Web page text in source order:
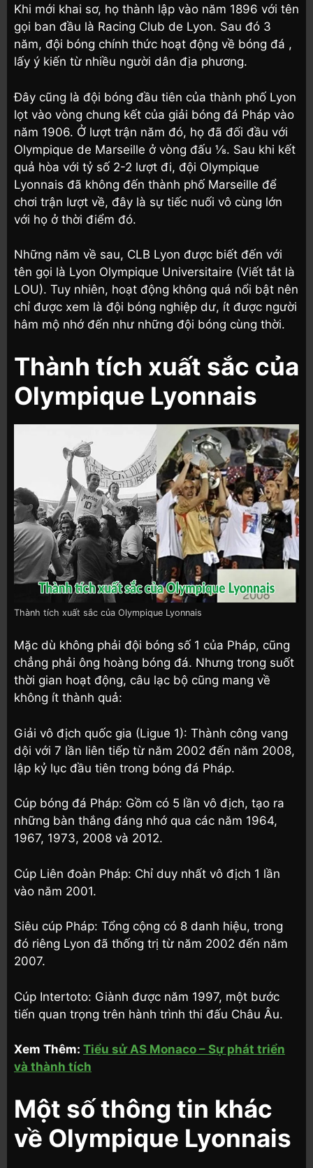
Khi mới khai sơ, họ thành lập vào năm 1896 với tên
gọi ban đầu là Racing Club de Lyon. Sau đó 3
năm, đội bóng chính thức hoạt động về bóng đá ,
lấy ý kiến từ nhiều người dân địa phương.
Đây cũng là đội bóng đầu tiên của thành phố Lyon
lọt vào vòng chung kết của giải bóng đá Pháp vào
năm 1906. Ở lượt trận năm đó, họ đã đối đầu với
Olympique de Marseille ở vòng đấu ⅛. Sau khi kết
quả hòa với tỷ số 2-2 lượt đi, đội Olympique
Lyonnais đã không đến thành phố Marseille để
chơi trận lượt về, đây là sự tiếc nuối vô cùng lớn
với họ ở thời điểm đó.
Những năm về sau, CLB Lyon được biết đến với
tên gọi là Lyon Olympique Universitaire (Viết tắt là
LOU). Tuy nhiên, hoạt động không quá nổi bật nên
chỉ được xem là đội bóng nghiệp dư, ít được người
hâm mộ nhớ đến như những đội bóng cùng thời.
Thành tích xuất sắc của
Olympique Lyonnais
Thành tích xuất sắc của Olympique Lyonnais
Mặc dù không phải đội bóng số 1 của Pháp, cũng
chẳng phải ông hoàng bóng đá. Nhưng trong suốt
thời gian hoạt động, câu lạc bộ cũng mang về
không ít thành quả:
Giải vô địch quốc gia (Ligue 1): Thành công vang
dội với 7 lần liên tiếp từ năm 2002 đến năm 2008,
lập kỷ lục đầu tiên trong bóng đá Pháp.
Cúp bóng đá Pháp: Gồm có 5 lần vô địch, tạo ra
những bàn thắng đáng nhớ qua các năm 1964,
1967, 1973, 2008 và 2012.
Cúp Liên đoàn Pháp: Chỉ duy nhất vô địch 1 lần
vào năm 2001.
Siêu cúp Pháp: Tổng cộng có 8 danh hiệu, trong
đó riêng Lyon đã thống trị từ năm 2002 đến năm
2007.
Cúp Intertoto: Giành được năm 1997, một bước
tiến quan trọng trên hành trình thi đấu Châu Âu.
Xem Thêm: Tiểu sử AS Monaco – Sự phát triển
và thành tích
Một số thông tin khác
về Olympique Lyonnais